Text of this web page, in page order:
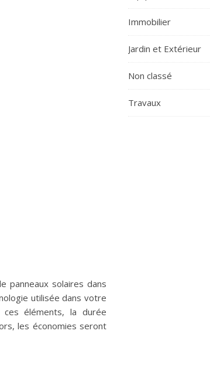
panneaux solaires dans
utilisée dans votre
éléments, la durée
les économies seront
Immobilier
Jardin et Extérieur
Non classé
Travaux